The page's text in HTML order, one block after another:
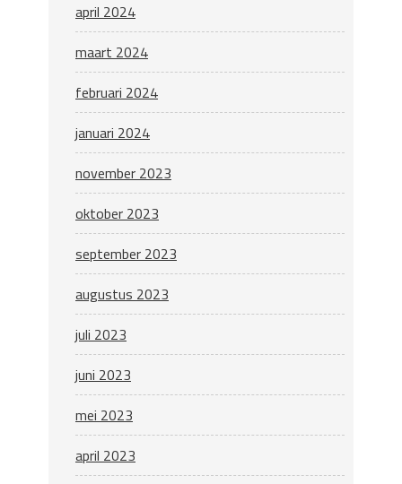
april 2024
maart 2024
februari 2024
januari 2024
november 2023
oktober 2023
september 2023
augustus 2023
juli 2023
juni 2023
mei 2023
april 2023